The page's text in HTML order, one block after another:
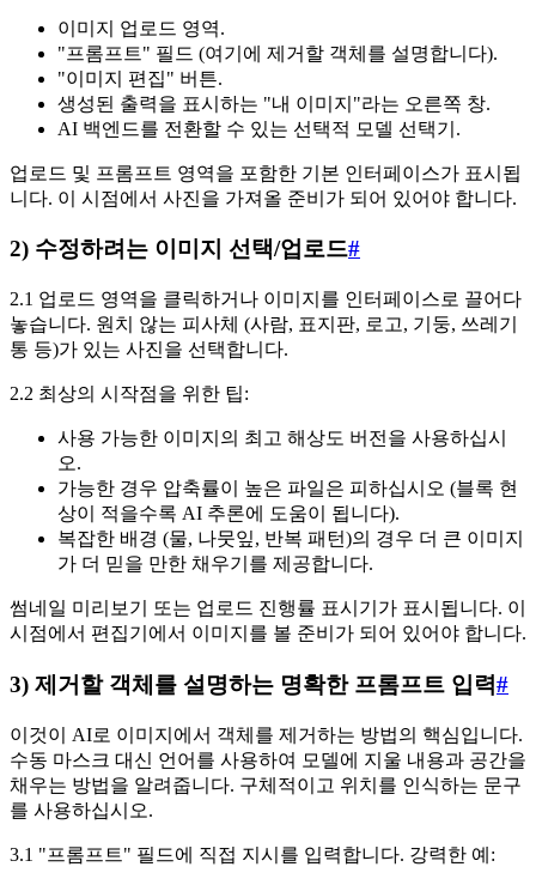
이미지 업로드 영역.
"프롬프트" 필드 (여기에 제거할 객체를 설명합니다).
"이미지 편집" 버튼.
생성된 출력을 표시하는 "내 이미지"라는 오른쪽 창.
AI 백엔드를 전환할 수 있는 선택적 모델 선택기.
업로드 및 프롬프트 영역을 포함한 기본 인터페이스가 표시됩
니다. 이 시점에서 사진을 가져올 준비가 되어 있어야 합니다.
2) 수정하려는 이미지 선택/업로드#
2.1 업로드 영역을 클릭하거나 이미지를 인터페이스로 끌어다
놓습니다. 원치 않는 피사체 (사람, 표지판, 로고, 기둥, 쓰레기
통 등)가 있는 사진을 선택합니다.
2.2 최상의 시작점을 위한 팁:
사용 가능한 이미지의 최고 해상도 버전을 사용하십시
오.
가능한 경우 압축률이 높은 파일은 피하십시오 (블록 현
상이 적을수록 AI 추론에 도움이 됩니다).
복잡한 배경 (물, 나뭇잎, 반복 패턴)의 경우 더 큰 이미지
가 더 믿을 만한 채우기를 제공합니다.
썸네일 미리보기 또는 업로드 진행률 표시기가 표시됩니다. 이
시점에서 편집기에서 이미지를 볼 준비가 되어 있어야 합니다.
3) 제거할 객체를 설명하는 명확한 프롬프트 입력#
이것이 AI로 이미지에서 객체를 제거하는 방법의 핵심입니다.
수동 마스크 대신 언어를 사용하여 모델에 지울 내용과 공간을
채우는 방법을 알려줍니다. 구체적이고 위치를 인식하는 문구
를 사용하십시오.
3.1 "프롬프트" 필드에 직접 지시를 입력합니다. 강력한 예: